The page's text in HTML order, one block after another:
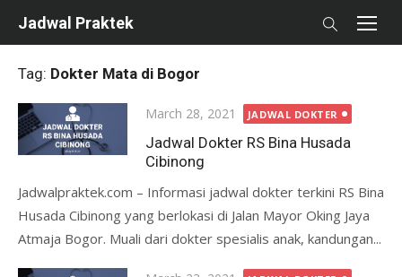
Jadwal Praktek
Tag: Dokter Mata di Bogor
Posted
on
March 28, 2021 JADWAL DOKTER
Jadwal Dokter RS Bina Husada
Cibinong
Jadwalpraktek.com – Informasi jadwal dokter terkini RS Bina
Husada Cibinong yang berlokasi di Jalan Mayor Oking Jaya
Atmaja Bogor. Muali dari dokter spesialis anak, kandungan...